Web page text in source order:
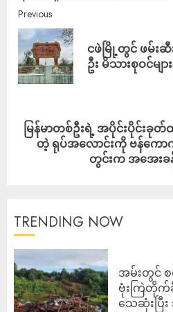
Previous
ငဖဲမြို့တွင် ဖမ်းဆီ
ဦး မိသားစုဝင်မ
မြန်မာတစ်ဦးရဲ့ အပိုင်းပိုင်းခု
တဲ့ ရုပ်အလောင်းကို ဗန်ကေ
တွင်းက အအေးခ
TRENDING NOW
အမ်းတွင်
ဗုံးကြဲတိုက်
သေဆုံးပြီး